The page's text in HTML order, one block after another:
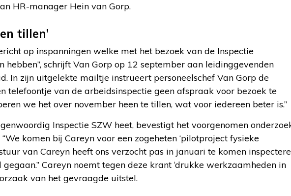
HR-manager Hein van Gorp.
tillen’
op inspanningen welke met het bezoek van de Inspectie
hebben”, schrijft Van Gorp op 12 september aan leidinggevenden
In zijn uitgelekte mailtje instrueert personeelschef Van Gorp de
telefoontje van de arbeidsinspectie geen afspraak voor bezoek te
we het over november heen te tillen, wat voor iedereen beter is.”
Inspectie SZW heet, bevestigt het voorgenomen
“We komen bij Careyn voor een zogeheten ‘pilotproject fysieke
van Careyn heeft ons verzocht pas in januari te komen
Careyn noemt tegen deze krant ‘drukke werkzaamheden in
van het gevraagde uitstel.